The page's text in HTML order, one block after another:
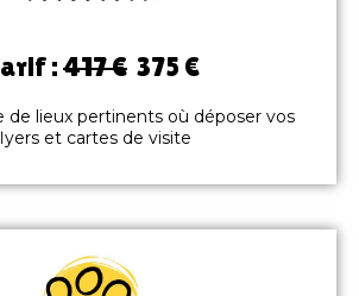
:417 € 375 €
de lieux pertinents où déposer vos
et cartes de visite